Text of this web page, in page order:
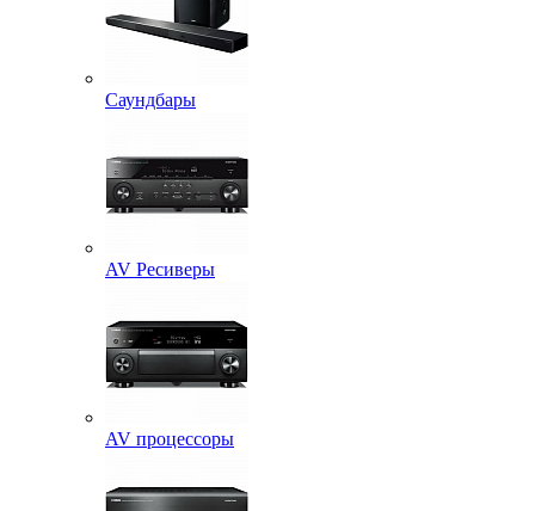
Саундбары
AV Ресиверы
AV процессоры